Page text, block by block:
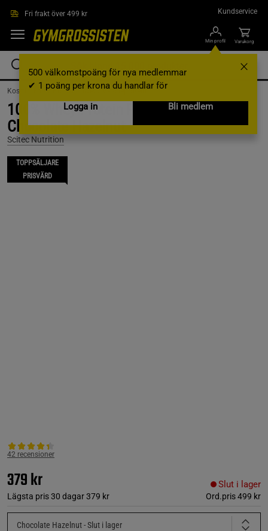
Fri frakt över 499 kr Kundservice
Min profil
500 välkomstpoäng för nya medlemmar
✔ 1 poäng per krona du handlar för
Logga in
Bli medlem
Varukorg
Kosttillskott /Proteinpulver / Vassleprotein
100% Whey Protein Professional, 920 g,
Chocolate Hazelnut
Scitec Nutrition
TOPPSÄLJARE
PRISVÄRD
42 recensioner
379 kr
Lägsta pris 30 dagar379 kr Ord.pris499 kr
Slut i lager
Chocolate Hazelnut- Slut i lager